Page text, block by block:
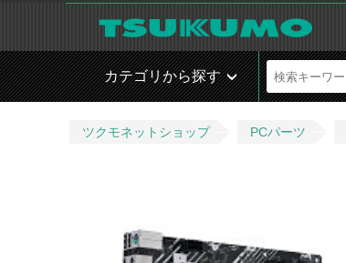
カテゴリから探す
ツクモネットショップ PCパーツ